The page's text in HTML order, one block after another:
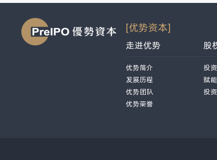
[优势资本]
走进优势 股
优势简介
发展历程
优势团队
优势荣誉
投
赋
投